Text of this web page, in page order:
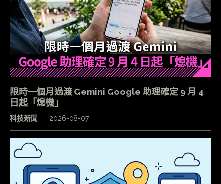
限時一個月過渡 Gemini Google 助理確定 9 月 4
日起「熄機」
科技新聞 2026-08-07